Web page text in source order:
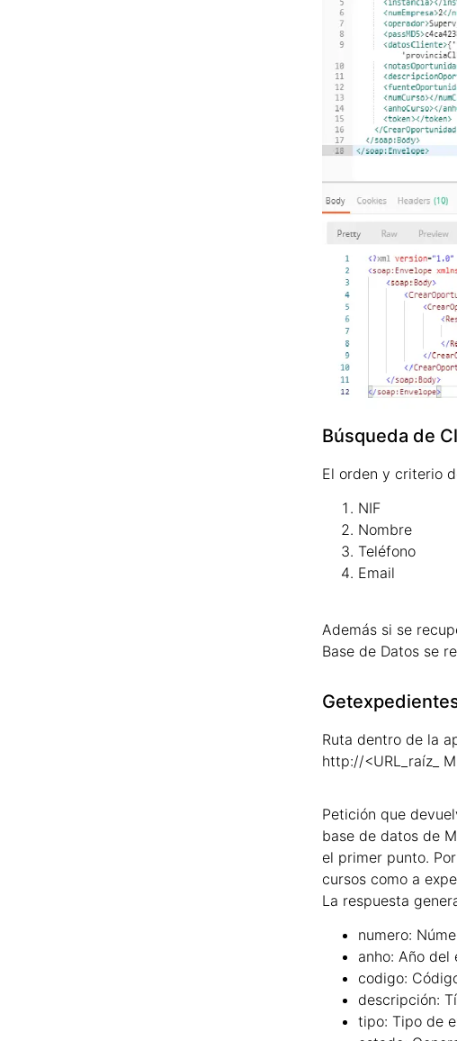
Búsqueda de
El orden y criterio
NIF
Nombre
Teléfono
Email
Además si se
Base de Datos se
Ruta dentro de la
http://<URL_raíz_
Petición que
base de datos de
el primer punto.
cursos como a
La respuesta
numero:
anho: Año del
codigo:
descripción:
tipo: Tipo de